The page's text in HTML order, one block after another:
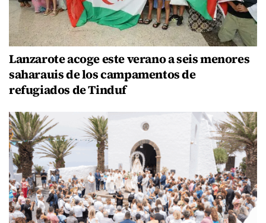
Lanzarote acoge este verano a seis menores
saharauis de los campamentos de
refugiados de Tinduf